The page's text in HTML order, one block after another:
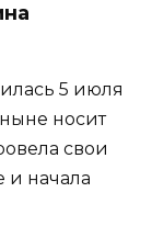
5 июля
носит
свои
и начала